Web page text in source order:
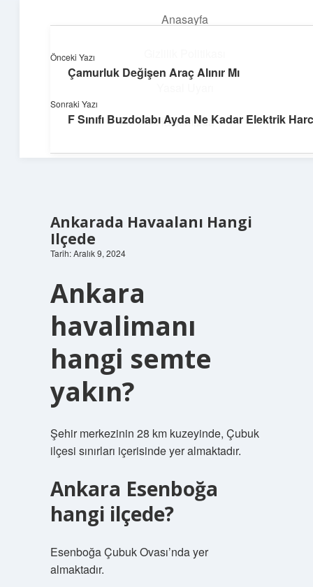
Anasayfa
Hakkımızda
Huzurlu Yaşam Tüyoları
Hayatına ferahlık katan öneriler!
Ankarada Havaalanı Hangi
Ilçede
Tarih: Aralık 9, 2024
Ankara
havalimanı
hangi semte
yakın?
Şehir merkezinin 28 km kuzeyinde, Çubuk
ilçesi sınırları içerisinde yer almaktadır.
Ankara Esenboğa
hangi ilçede?
Esenboğa Çubuk Ovası’nda yer
almaktadır.
Önceki Yazı
Çamurluk Değişen Araç Alınır Mı
Sonraki Yazı
F Sınıfı Buzdolabı Ayda Ne Kadar Elektrik